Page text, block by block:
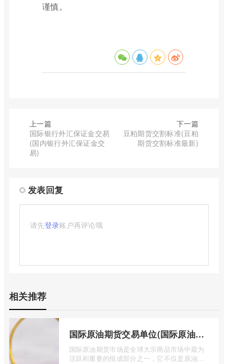
谨慎。
上一篇
国际银行外汇保证金交易
(国内银行外汇保证金交
易)
下一篇
豆粕期货交割标准(豆粕
期货交割标准最新)
发表回复
请先登录账户再评论哦
相关推荐
国际原油期货交易单位(国际原油期货交易单位包括)
国际原油期货市场是全球大宗商品市场中最为
活跃和重要的组成部分之一，它不仅是原油价